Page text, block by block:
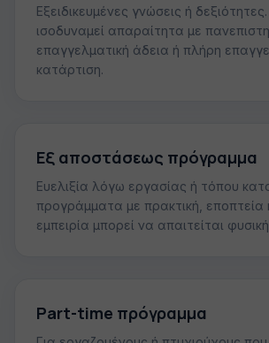
Εξειδικευμένες γνώσεις ή
ισοδυναμεί απαραίτητα με
επαγγελματική άδεια ή πλήρη
κατάρτιση.
Εξ αποστάσεως πρόγραμμα
Ευελιξία λόγω εργασίας ή τόπου
προγράμματα με πρακτική, εποπτεία
εμπειρία μπορεί να απαιτείται
Part-time πρόγραμμα